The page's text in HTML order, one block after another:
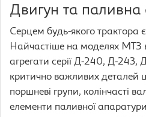
Двигун та паливна
Серцем будь-якого трактора
Найчастіше на моделях МТЗ
агрегати серії Д-240, Д-
критично важливих деталей
поршневі групи, колінчасті
елементи паливної